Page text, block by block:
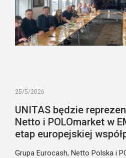
25/5/2026
UNITAS będzie
Netto i POLOmarket w
etap europejskiej
Grupa Eurocash, Netto Polska i